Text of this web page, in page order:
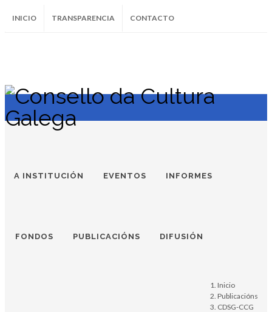
INICIO TRANSPARENCIA CONTACTO
InstagramFacebookTwitter Soundcloud
Youtube
A INSTITUCIÓN EVENTOS INFORMES
FONDOS PUBLICACIÓNS DIFUSIÓN
Inicio
Publicacións
CDSG-CCG